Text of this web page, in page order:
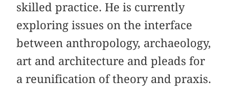
skilled practice. He is currently
exploring issues on the interface
between anthropology, archaeology,
art and architecture and pleads for
a reunification of theory and praxis.